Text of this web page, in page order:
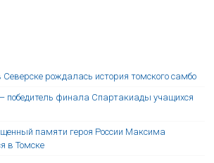
Северске рождалась история томского самбо
победитель финала Спартакиады учащихся
памяти героя России Максима
в Томске